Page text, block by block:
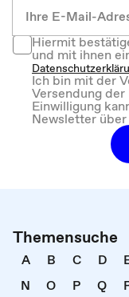
Hiermit
und mit ihnen
Ich bin mit der
Versendung
Einwilligung
Newsletter
Themensuche
A B C D
N
O P Q